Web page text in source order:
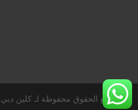
جميع الحقوق محفوظة لـ كلين دبي 2023 م . |